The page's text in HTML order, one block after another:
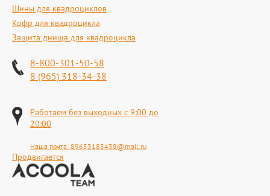
Шины для квадроциклов
Кофр для квадроцикла
Защита днища для квадроцикла
8-800-301-50-58
8 (965) 318-34-38
Работаем без выходных с 9:00 до
20:00
Наша почта: 89653183438@mail.ru
Продвигается